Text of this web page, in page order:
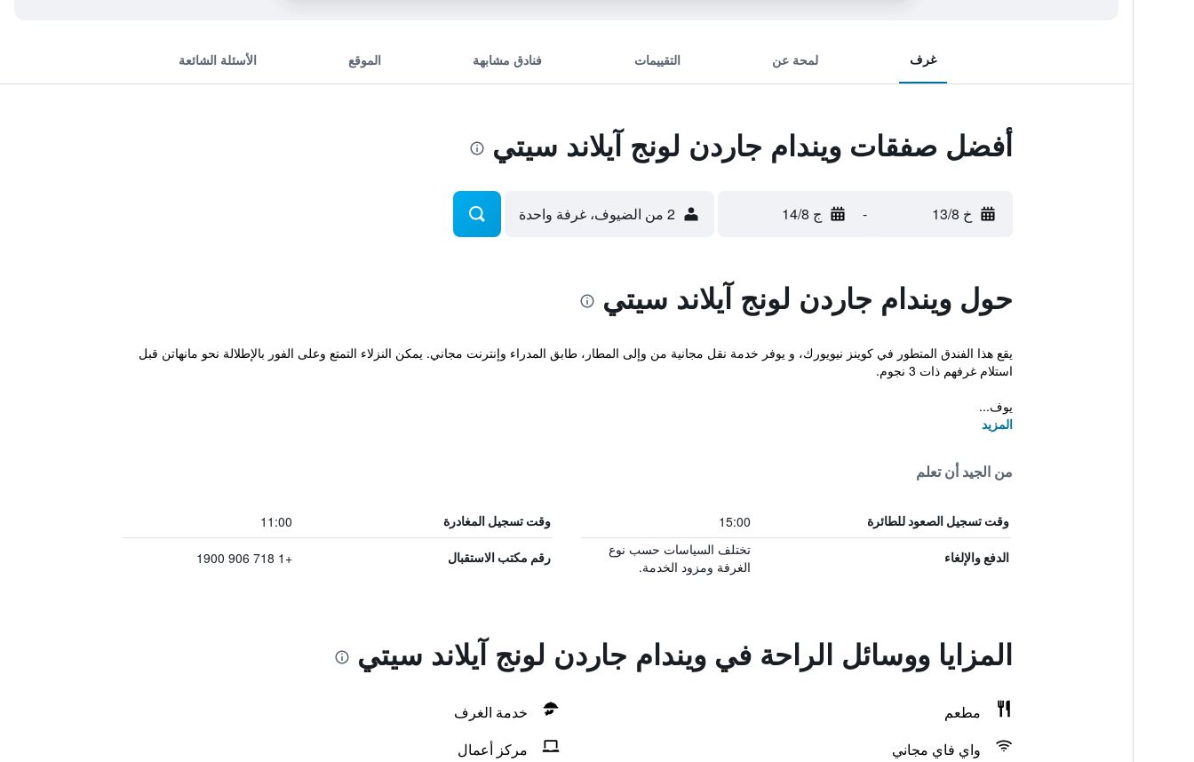
غرف لمحة عن التقييمات فنادق مشابهة الموقع الأسئلة الشائعة
أفضل صفقات ويندام جاردن لونج آيلاند سيتي
خ 13/8 - ج 14/8 2 من الضيوف، غرفة واحدة
حول ويندام جاردن لونج آيلاند سيتي
يقع هذا الفندق المتطور في كوينز نيويورك، و يوفر خدمة نقل مجانية من وإلى المطار، طابق المدراء وإنترنت مجاني. يمكن النزلاء التمتع وعلى الفور بالإطلالة نحو مانهاتن قبل
استلام غرفهم ذات 3 نجوم.
يوف...
المزيد
من الجيد أن تعلم
وقت تسجيل الصعود للطائرة 15:00 وقت تسجيل المغادرة 11:00
الدفع والإلغاء
تختلف السياسات حسب نوع
الغرفة ومزود الخدمة.
رقم مكتب الاستقبال +1 718 906 1900
المزايا ووسائل الراحة في ويندام جاردن لونج آيلاند سيتي
مطعم
خدمة الغرف
واي فاي مجاني
مركز أعمال